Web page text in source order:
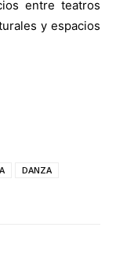
entre teatros
y espacios
DANZA